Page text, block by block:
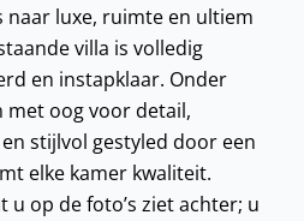
naar luxe, ruimte en ultiem
villa is volledig
en instapklaar. Onder
oog voor detail,
stijlvol gestyled door een
elke kamer kwaliteit.
u op de foto’s ziet achter; u